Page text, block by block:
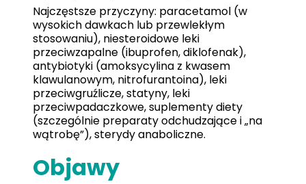
Najczęstsze przyczyny: paracetamol (w
wysokich dawkach lub przewlekłym
stosowaniu), niesteroidowe leki
przeciwzapalne (ibuprofen, diklofenak),
antybiotyki (amoksycylina z kwasem
klawulanowym, nitrofurantoina), leki
przeciwgruźlicze, statyny, leki
przeciwpadaczkowe, suplementy diety
(szczególnie preparaty odchudzające i „na
wątrobę”), sterydy anaboliczne.
Objawy